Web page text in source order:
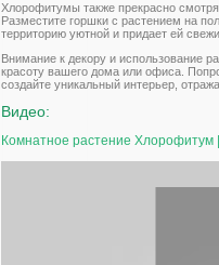
Хлорофитумы также прекрасно
Разместите горшки с растением на
территорию уютной и придает ей
Внимание к декору и использование
красоту вашего дома или офиса.
создайте уникальный интерьер,
Видео:
Комнатное растение Хлорофитум